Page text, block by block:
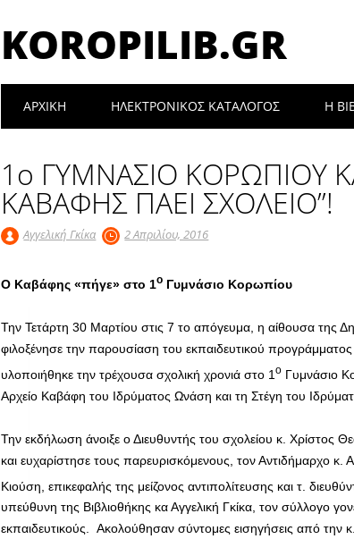
KOROPILIB.GR
Main menu
ΑΡΧΙΚΉ ΗΛΕΚΤΡΟΝΙΚΟΣ ΚΑΤΑΛΟΓΟΣ Η
1ο ΓΥΜΝΑΣΙΟ ΚΟΡΩΠΙΟΥ
ΚΑΒΑΦΗΣ ΠΑΕΙ ΣΧΟΛΕΙΟ”!
Αγγελική Γκίκα 2 Απριλίου, 2016
Ο Καβάφης «πήγε» στο 1ο Γυμνάσιο Κορωπίου
Την Τετάρτη 30 Μαρτίου στις 7 το απόγευμα, η αίθουσα της
φιλοξένησε την παρουσίαση του εκπαιδευτικού
υλοποιήθηκε την τρέχουσα σχολική χρονιά στο 1ο Γυμνάσιο
Αρχείο Καβάφη του Ιδρύματος Ωνάση και τη Στέγη του
Την εκδήλωση άνοιξε ο Διευθυντής του σχολείου κ. Χρίστος
και ευχαρίστησε τους παρευρισκόμενους, τον Αντιδήμαρχο
Κιούση, επικεφαλής της μείζονος αντιπολίτευσης και τ.
υπεύθυνη της Βιβλιοθήκης κα Αγγελική Γκίκα, τον σύλλογο
εκπαιδευτικούς. Ακολούθησαν σύντομες εισηγήσεις από την